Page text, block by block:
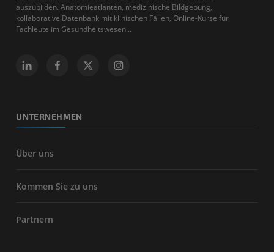
auszubilden. Anatomieatlanten, medizinische Bildgebung,
kollaborative Datenbank mit klinischen Fällen, Online-Kurse für
Fachleute im Gesundheitswesen...
UNTERNEHMEN
Über uns
Kommen Sie zu uns
Partnern